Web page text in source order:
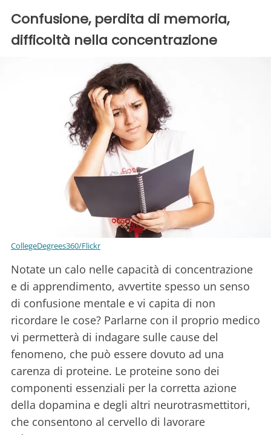
Confusione, perdita di memoria,
difficoltà nella concentrazione
CollegeDegrees360/Flickr
Notate un calo nelle capacità di concentrazione
e di apprendimento, avvertite spesso un senso
di confusione mentale e vi capita di non
ricordare le cose? Parlarne con il proprio medico
vi permetterà di indagare sulle cause del
fenomeno, che può essere dovuto ad una
carenza di proteine. Le proteine sono dei
componenti essenziali per la corretta azione
della dopamina e degli altri neurotrasmettitori,
che consentono al cervello di lavorare